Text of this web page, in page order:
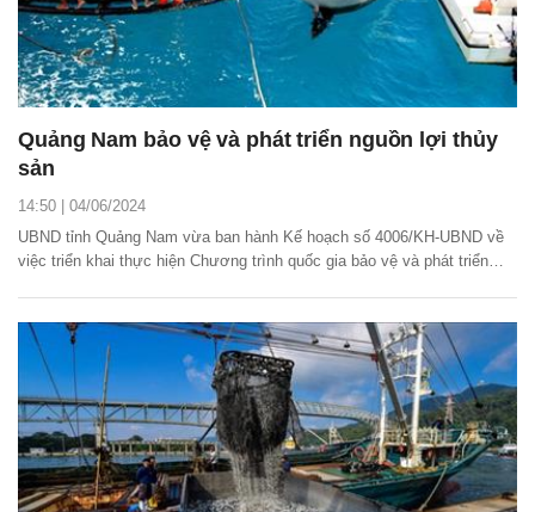
Quảng Nam bảo vệ và phát triển nguồn lợi thủy
sản
14:50 | 04/06/2024
UBND tỉnh Quảng Nam vừa ban hành Kế hoạch số 4006/KH-UBND về
việc triển khai thực hiện Chương trình quốc gia bảo vệ và phát triển